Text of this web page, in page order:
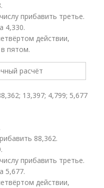
прибавить третье.
4,330.
действии,
пятом.
13,397; 4,799; 5,677
88,362.
прибавить третье.
5,677.
действии,